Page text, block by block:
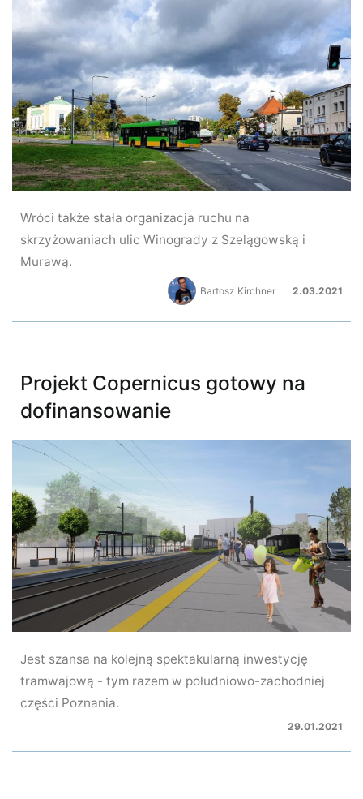
Wróci także stała organizacja ruchu na
skrzyżowaniach ulic Winogrady z Szelągowską i
Murawą.
Bartosz Kirchner 2.03.2021
Projekt Copernicus gotowy na
dofinansowanie
Jest szansa na kolejną spektakularną inwestycję
tramwajową - tym razem w południowo-zachodniej
części Poznania.
29.01.2021